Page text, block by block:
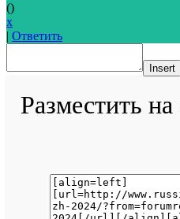
()
x
Ответить
Insert
Разместить